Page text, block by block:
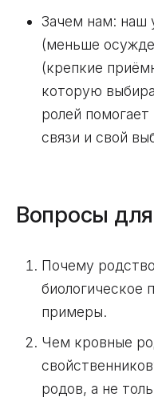
Зачем нам: наш
(меньше
(крепкие
которую
ролей
связи и свой
Вопросы
Почему
биологическое
примеры.
Чем кровные
родов, а не